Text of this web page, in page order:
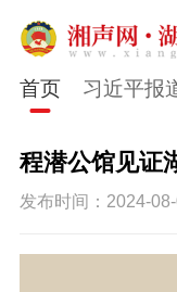
首页 习近平报
程潜公馆见证
发布时间：2024-